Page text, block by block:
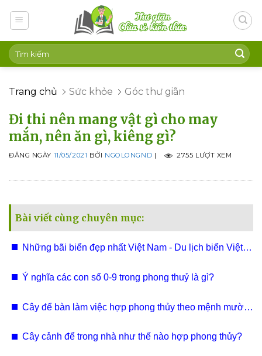
Trang chủ Sức khỏe Góc thư giãn
Đi thi nên mang vật gì cho may
mắn, nên ăn gì, kiêng gì?
ĐĂNG NGÀY 11/05/2021 BỞI NGOLONGND | 2755 LƯỢT XEM
Bài viết cùng chuyên mục:
Những bãi biển đẹp nhất Việt Nam - Du lịch biển Việt
Ý nghĩa các con số 0-9 trong phong thuỷ là gì?
Cây để bàn làm việc hợp phong thủy theo mệnh mười
Cây cảnh để trong nhà như thế nào hợp phong thủy?